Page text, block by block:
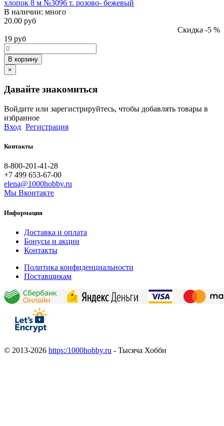
хлопок 8 м №3096 т. розово- бежевый
В наличии: много
20.00 руб
Скидка -5 %
19 руб
В корзину
×
Давайте знакомиться
Войдите или зарегистрируйтесь, чтобы добавлять товары в
избранное
Вход Регистрация
Контакты
8-800-201-41-28
+7 499 653-67-00
elena@1000hobby.ru
Мы Вконтакте
Информация
Доставка и оплата
Бонусы и акции
Контакты
Политика конфиденциальности
Поставщикам
© 2013-2026 https:/1000hobby.ru - Тысяча Хобби